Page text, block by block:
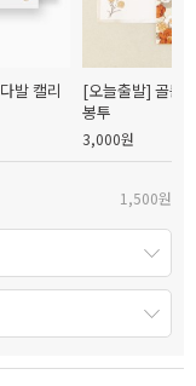
발 캘리
[오늘출발] 골든
봉투
3,000원
1,500원